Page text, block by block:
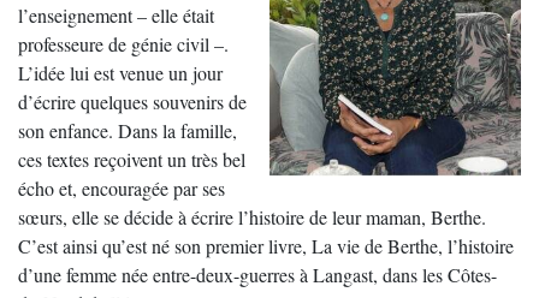
l’enseignement – elle était
professeure de génie civil –.
L’idée lui est venue un jour
d’écrire quelques souvenirs de
son enfance. Dans la famille,
ces textes reçoivent un très bel
écho et, encouragée par ses
sœurs, elle se décide à écrire l’histoire de leur maman, Berthe.
C’est ainsi qu’est né son premier livre, La vie de Berthe, l’histoire
d’une femme née entre-deux-guerres à Langast, dans les Côtes-